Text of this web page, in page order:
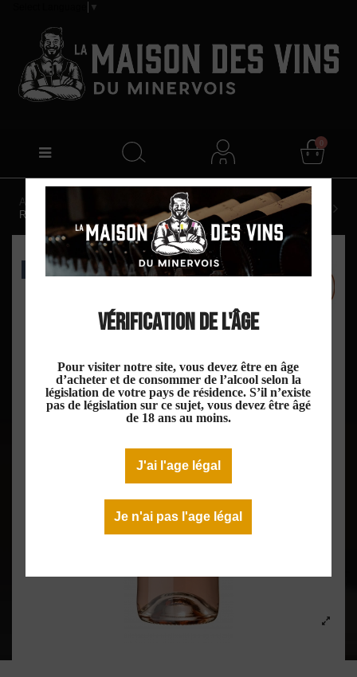
Vérification de l'âge
Pour visiter notre site, vous devez être en âge
d’acheter et de consommer de l’alcool selon la
législation de votre pays de résidence. S’il n’existe
pas de législation sur ce sujet, vous devez être âgé
de 18 ans au moins.
J'ai l'age légal
Je n'ai pas l'age légal
▼
0
Accueil
Château d'Agel "Les Bonnes" AOP Minervois
Rosé 2025
EXCLU WEB